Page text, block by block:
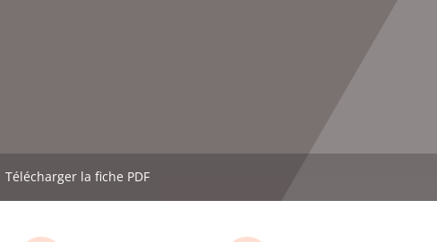
Télécharger la fiche PDF